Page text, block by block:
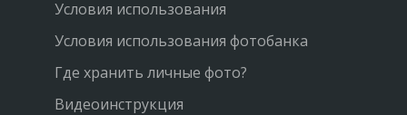
Условия использования
Условия использования фотобанка
Где хранить личные фото?
Видеоинструкция